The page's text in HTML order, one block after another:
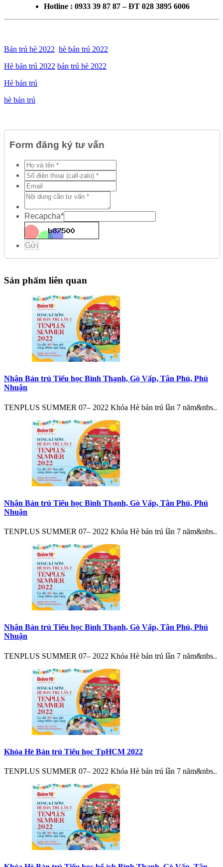
Hotline : 0933 39 87 87 – ĐT 028 3895 6006
Bán trú hè 2022 hè bán trú 2022
Hè bán trú 2022 bán trú hè 2022
Hè bán trú
hè bán trú
Form đăng ký tư vấn
Recapcha*
Gửi
Sản phẩm liên quan
Nhận Bán trú Tiểu học Bình Thạnh, Gò Vấp, Tân Phú, Phú
Nhuận
TENPLUS SUMMER 07– 2022 Khóa Hè bán trú lần 7 năm&nbs..
Nhận Bán trú Tiểu học Bình Thạnh, Gò Vấp, Tân Phú, Phú
Nhuận
TENPLUS SUMMER 07– 2022 Khóa Hè bán trú lần 7 năm&nbs..
Nhận Bán trú Tiểu học Bình Thạnh, Gò Vấp, Tân Phú, Phú
Nhuận
TENPLUS SUMMER 07– 2022 Khóa Hè bán trú lần 7 năm&nbs..
Khóa Hè Bán trú Tiểu học TpHCM 2022
TENPLUS SUMMER 07– 2022 Khóa Hè bán trú lần 7 năm&nbs..